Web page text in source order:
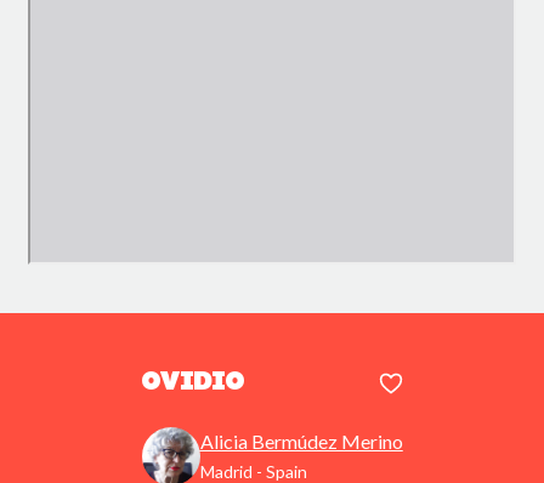
Ovidio
Alicia Bermúdez Merino
Madrid - Spain